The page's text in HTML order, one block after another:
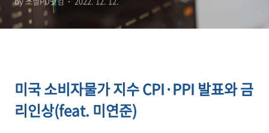
미국 소비자물가 지수 CPI·PPI 발표와 금
리인상(feat. 미연준)